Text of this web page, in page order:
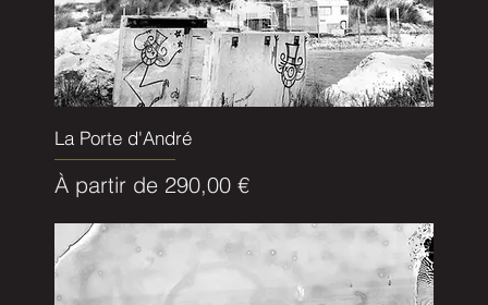
La Porte d'André
À partir de 290,00 €
Prix promotionnel